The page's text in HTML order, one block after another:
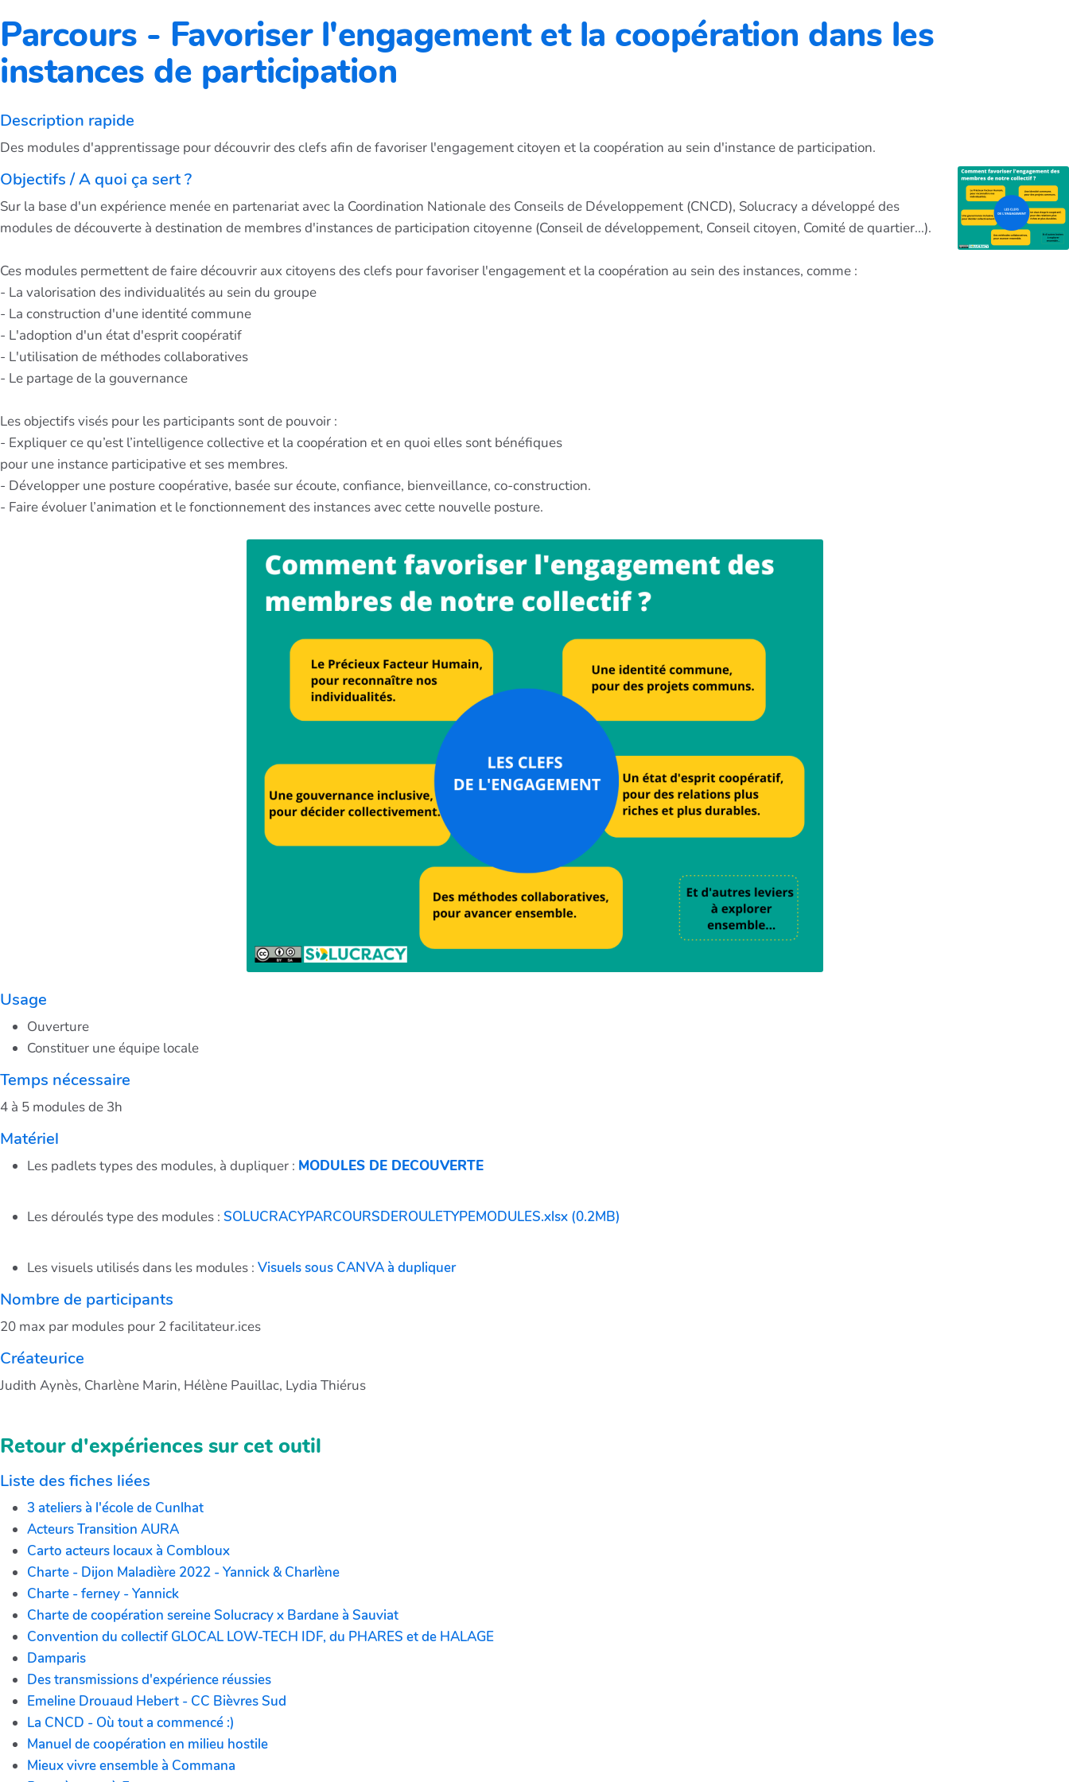
Parcours - Favoriser l'engagement et la coopération dans les
instances de participation
Description rapide
Des modules d'apprentissage pour découvrir des clefs afin de favoriser l'engagement citoyen et la coopération au sein d'instance de participation.
Objectifs / A quoi ça sert ?
Sur la base d'un expérience menée en partenariat avec la Coordination Nationale des Conseils de Développement (CNCD), Solucracy a développé des
modules de découverte à destination de membres d'instances de participation citoyenne (Conseil de développement, Conseil citoyen, Comité de quartier...).
Ces modules permettent de faire découvrir aux citoyens des clefs pour favoriser l'engagement et la coopération au sein des instances, comme :
- La valorisation des individualités au sein du groupe
- La construction d'une identité commune
- L'adoption d'un état d'esprit coopératif
- L'utilisation de méthodes collaboratives
- Le partage de la gouvernance
Les objectifs visés pour les participants sont de pouvoir :
- Expliquer ce qu’est l’intelligence collective et la coopération et en quoi elles sont bénéfiques
pour une instance participative et ses membres.
- Développer une posture coopérative, basée sur écoute, confiance, bienveillance, co-construction.
- Faire évoluer l’animation et le fonctionnement des instances avec cette nouvelle posture.
Usage
Ouverture
Constituer une équipe locale
Temps nécessaire
4 à 5 modules de 3h
Matériel
Les padlets types des modules, à dupliquer : MODULES DE DECOUVERTE
Les déroulés type des modules : SOLUCRACYPARCOURSDEROULETYPEMODULES.xlsx (0.2MB)
Les visuels utilisés dans les modules : Visuels sous CANVA à dupliquer
Nombre de participants
20 max par modules pour 2 facilitateur.ices
Créateurice
Judith Aynès, Charlène Marin, Hélène Pauillac, Lydia Thiérus
Retour d'expériences sur cet outil
Liste des fiches liées
3 ateliers à l'école de Cunlhat
Acteurs Transition AURA
Carto acteurs locaux à Combloux
Charte - Dijon Maladière 2022 - Yannick & Charlène
Charte - ferney - Yannick
Charte de coopération sereine Solucracy x Bardane à Sauviat
Convention du collectif GLOCAL LOW-TECH IDF, du PHARES et de HALAGE
Damparis
Des transmissions d'expérience réussies
Emeline Drouaud Hebert - CC Bièvres Sud
La CNCD - Où tout a commencé :)
Manuel de coopération en milieu hostile
Mieux vivre ensemble à Commana